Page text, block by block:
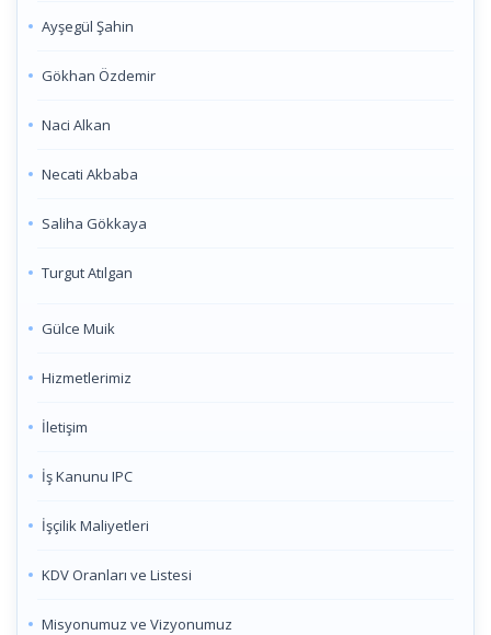
Ayşegül Şahin
Gökhan Özdemir
Naci Alkan
Necati Akbaba
Saliha Gökkaya
Turgut Atılgan
Gülce Muik
Hizmetlerimiz
İletişim
İş Kanunu IPC
İşçilik Maliyetleri
KDV Oranları ve Listesi
Misyonumuz ve Vizyonumuz